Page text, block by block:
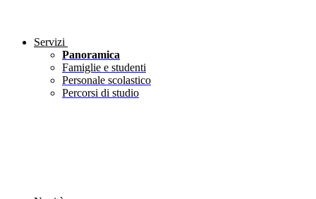
Servizi
Panoramica
Famiglie e studenti
Personale scolastico
Percorsi di studio